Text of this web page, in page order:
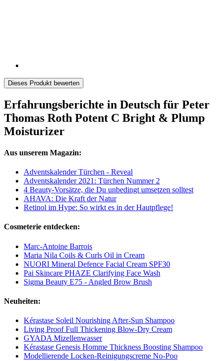
Dieses Produkt bewerten
Erfahrungsberichte in Deutsch für Peter
Thomas Roth Potent C Bright & Plump
Moisturizer
Aus unserem Magazin:
Adventskalender Türchen - Reveal
Adventskalender 2021: Türchen Nummer 2
4 Beauty-Vorsätze, die Du unbedingt umsetzen solltest
AHAVA: Die Kraft der Natur
Retinol im Hype: So wirkt es in der Hautpflege!
Cosmeterie entdecken:
Marc-Antoine Barrois
Maria Nila Coils & Curls Oil in Cream
NUORI Mineral Defence Facial Cream SPF30
Pai Skincare PHAZE Clarifying Face Wash
Sigma Beauty E75 - Angled Brow Brush
Neuheiten:
Kérastase Soleil Nourishing After-Sun Shampoo
Living Proof Full Thickening Blow-Dry Cream
GYADA Mizellenwasser
Kérastase Genesis Homme Thickness Boosting Shampoo
Modellierende Locken-Reinigungscreme No-Poo